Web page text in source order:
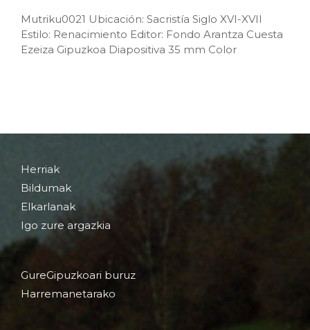
Mutriku0021 Ubicación: Sacristía Siglo XVI-XVII
Estilo: Renacimiento Editor: Fondo Arantza Cuesta
Ezeiza Gipuzkoa Diapositiva 35 mm Color
Herriak
Bildumak
Elkarlanak
Igo zure argazkia
GureGipuzkoari buruz
Harremanetarako